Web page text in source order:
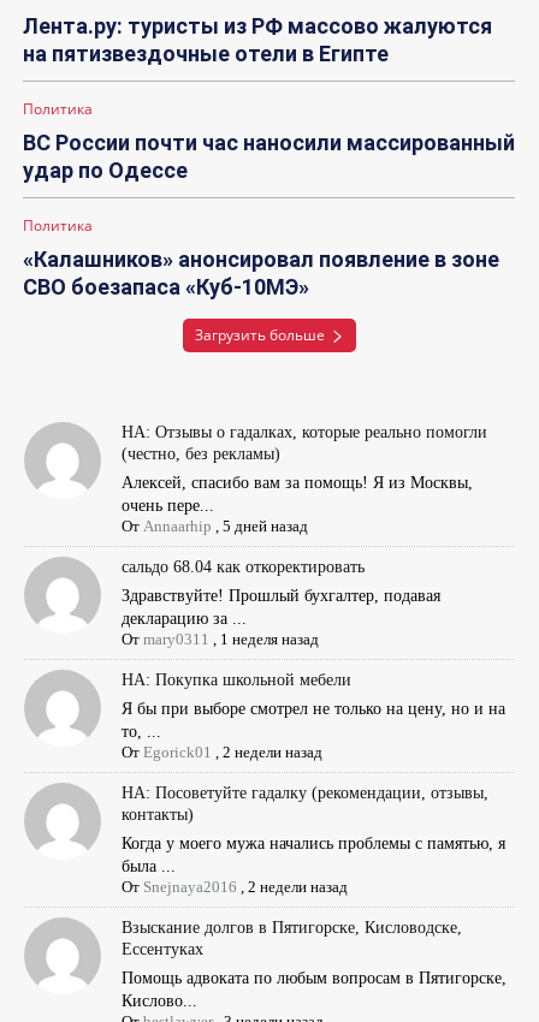
Лента.ру: туристы из РФ массово жалуются
на пятизвездочные отели в Египте
Политика
ВС России почти час наносили массированный
удар по Одессе
Политика
«Калашников» анонсировал появление в зоне
СВО боезапаса «Куб-10МЭ»
Загрузить больше
НА: Отзывы о гадалках, которые реально помогли
(честно, без рекламы)
Алексей, спасибо вам за помощь! Я из Москвы,
очень пере...
От Annaarhip ,5 дней назад
сальдо 68.04 как откоректировать
Здравствуйте! Прошлый бухгалтер, подавая
декларацию за ...
Отmary0311 1 неделя назад
НА: Покупка школьной мебели
Я бы при выборе смотрел не только на цену, но и на
то, ...
ОтEgorick01 ,2 недели назад
НА: Посоветуйте гадалку (рекомендации, отзывы,
контакты)
Когда у моего мужа начались проблемы с памятью, я
была ...
От Snejnaya2016 ,2 недели назад
Взыскание долгов в Пятигорске, Кисловодске,
Ессентуках
Помощь адвоката по любым вопросам в Пятигорске,
Кислово...